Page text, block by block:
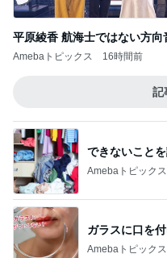
平原綾香 航海士ではない方向
Amebaトピックス 16時間前
記
できないこと
Amebaトピックス
ガラスに口を
Amebaトピックス